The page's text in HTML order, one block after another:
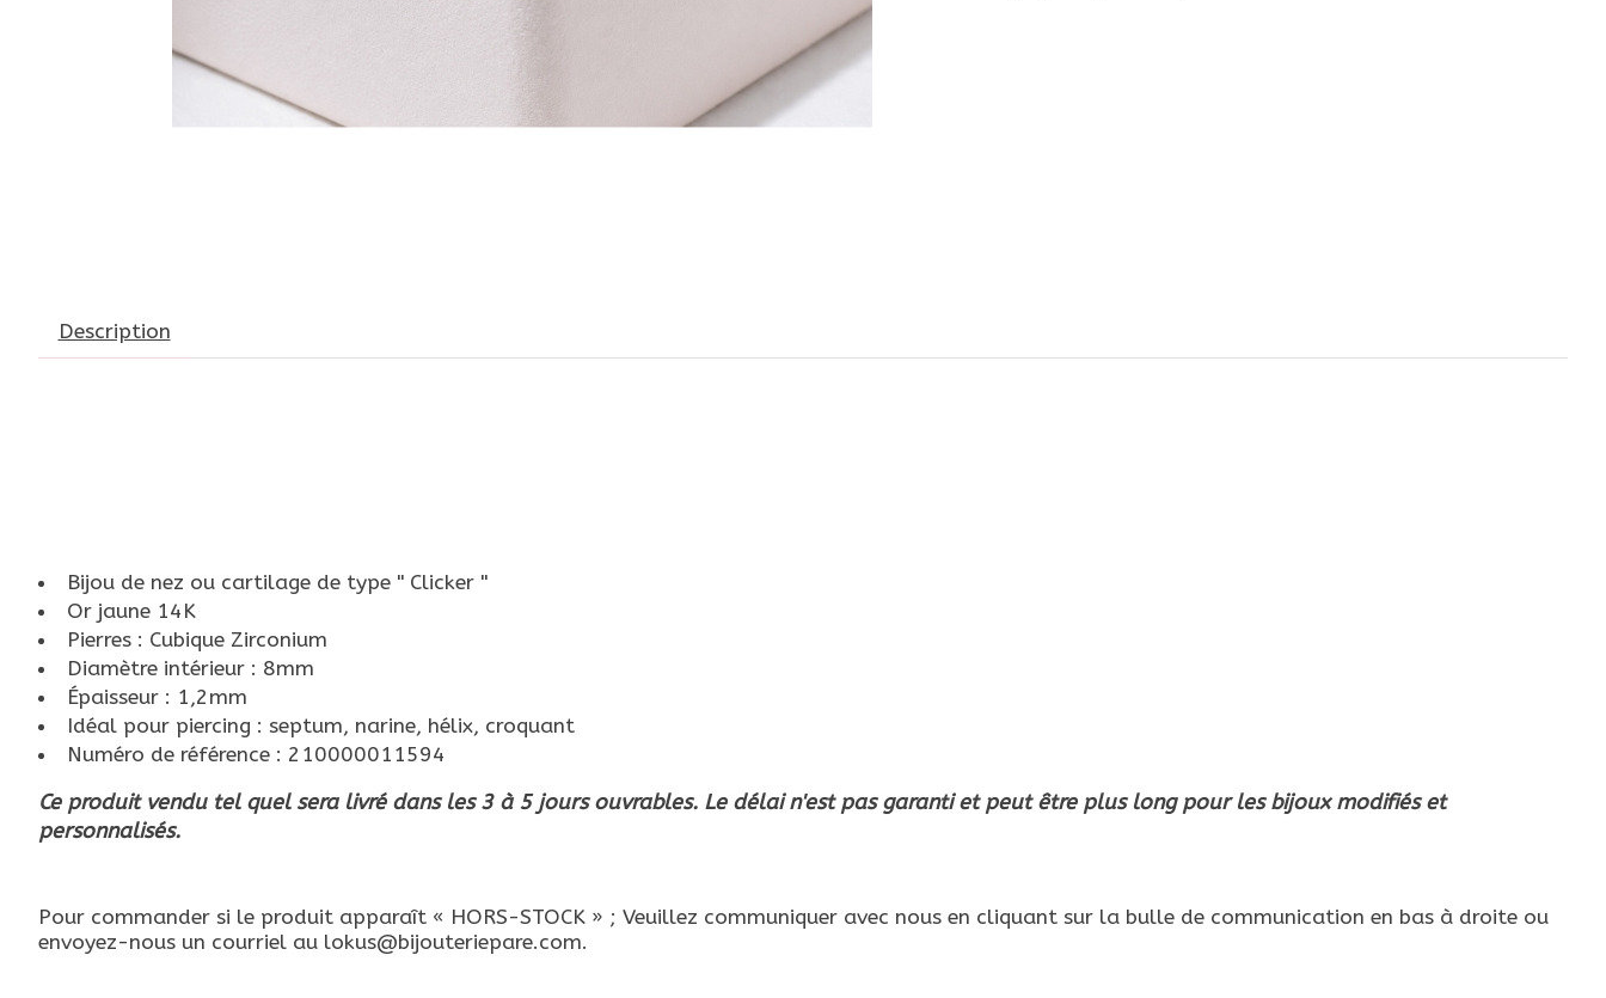
Description
Bijou de nez ou cartilage de type '' Clicker ''
Or jaune 14K
Pierres : Cubique Zirconium
Diamètre intérieur : 8mm
Épaisseur : 1,2mm
Idéal pour piercing : septum, narine, hélix, croquant
Numéro de référence : 210000011594
Ce produit vendu tel quel sera livré dans les 3 à 5 jours ouvrables. Le délai n'est pas garanti et peut être plus long pour les bijoux modifiés et
personnalisés.
Pour commander si le produit apparaît « HORS-STOCK » ; Veuillez communiquer avec nous en cliquant sur la bulle de communication en bas à droite ou
envoyez-nous un courriel au lokus@bijouteriepare.com.